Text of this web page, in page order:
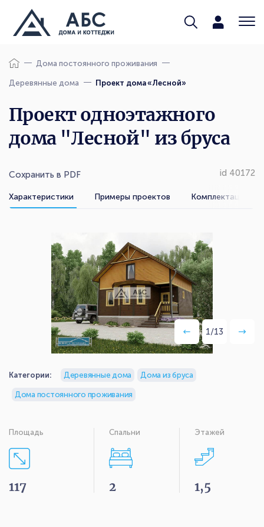
Дома постоянного проживания
Деревянные дома Проект дома «Лесной»
Проект одноэтажного
дома "Лесной" из бруса
Сохранить в PDF id 40172
Характеристики Примеры проектов Комплектации
Категории: Деревянные дома Дома из бруса
Дома постоянного проживания
1/13
Площадь
117
Спальни
2
Этажей
1,5